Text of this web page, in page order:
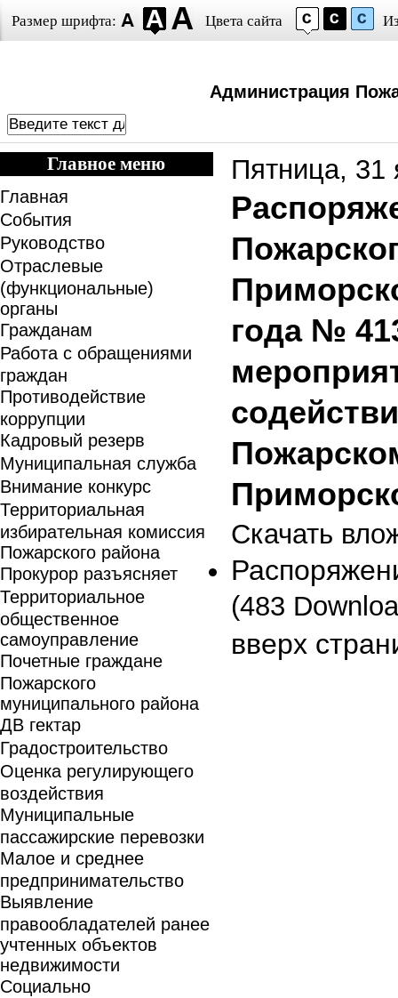
Размер шрифта: Цвета сайта
Администрация
Главное меню
Главная
События
Руководство
Отраслевые
(функциональные)
органы
Гражданам
Работа с обращениями
граждан
Противодействие
коррупции
Кадровый резерв
Муниципальная служба
Внимание конкурс
Территориальная
избирательная комиссия
Пожарского района
Прокурор разъясняет
Территориальное
общественное
самоуправление
Почетные граждане
Пожарского
муниципального района
ДВ гектар
Градостроительство
Оценка регулирующего
воздействия
Муниципальные
пассажирские перевозки
Малое и среднее
предпринимательство
Выявление
правообладателей ранее
учтенных объектов
недвижимости
Социально
Пятница, 31
года №
Скачать
(483
вверх